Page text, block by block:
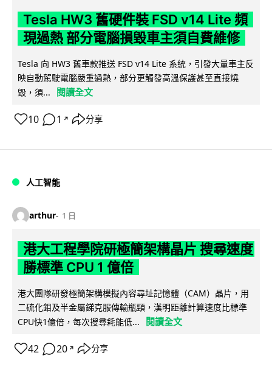
Tesla HW3 舊硬件裝 FSD v14 Lite 頻
現過熱 部分電腦損毀車主須自費維修
Tesla 向 HW3 舊車款推送 FSD v14 Lite 系統，引發大量車主反
映自動駕駛電腦嚴重過熱，部分更觸發高溫保護甚至直接燒
毀，須...
閱讀全文
10 1 ↗ 分享
人工智能
arthur 1 日
港大工程學院研極簡架構晶片 搜尋速度
勝標準 CPU 1 億倍
港大團隊研發極簡架構模擬內容尋址記憶體（CAM）晶片，用
二硫化鉬及半金屬銻克服傳輸瓶頸，漢明距離計算速度比標準
CPU快1億倍，每次搜尋耗能低...
閱讀全文
42 20 ↗ 分享